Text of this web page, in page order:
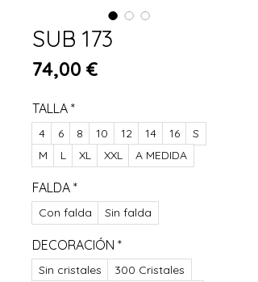
SUB 173
74,00 €
TALLA *
4 6 8 10 12 14 16
S
M
L XL XXL A MEDIDA
FALDA *
Con falda Sin falda
DECORACIÓN *
Sin cristales
300 Cristales